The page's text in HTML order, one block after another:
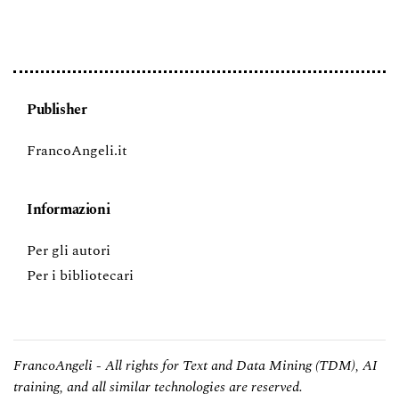
Publisher
FrancoAngeli.it
Informazioni
Per gli autori
Per i bibliotecari
FrancoAngeli - All rights for Text and Data Mining (TDM), AI
training, and all similar technologies are reserved.